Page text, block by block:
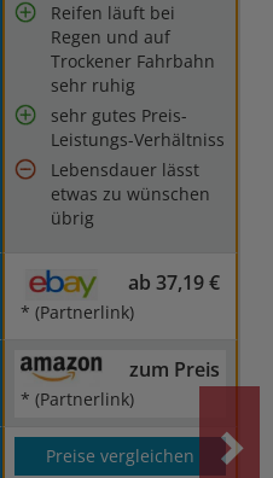
Reifen läuft bei
Regen und auf
Trockener Fahrbahn
sehr ruhig
sehr gutes Preis-
Leistungs-Verhältniss
Lebensdauer lässt
etwas zu wünschen
übrig
ab 37,19 €
* (Partnerlink)
zum Preis
* (Partnerlink)
Preise vergleichen